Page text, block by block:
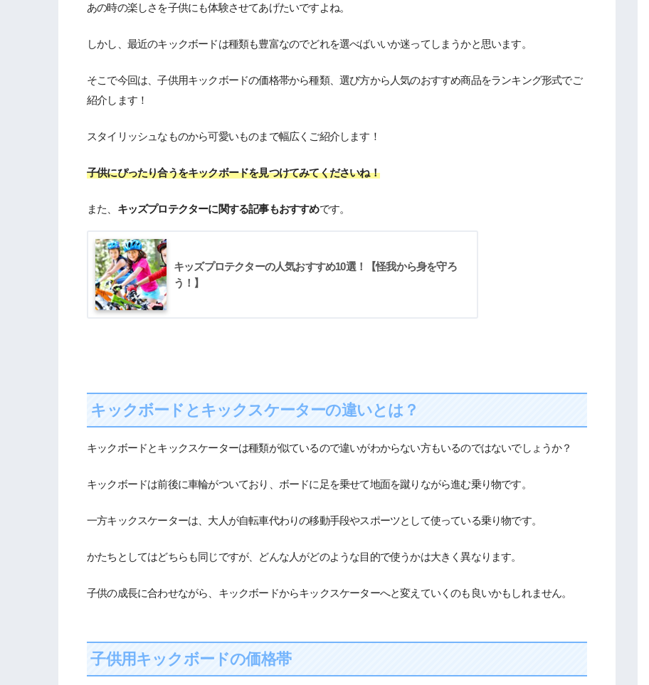
あの時の楽しさを子供にも体験させてあげたいですよね。
しかし、最近のキックボードは種類も豊富なのでどれを選べばいいか迷ってしまうかと思います。
そこで今回は、子供用キックボードの価格帯から種類、選び方から人気のおすすめ商品をランキング形式でご
紹介します！
スタイリッシュなものから可愛いものまで幅広くご紹介します！
子供にぴったり合うをキックボードを見つけてみてくださいね！
また、 キッズプロテクターに関する記事もおすすめです。
キッズプロテクターの人気おすすめ10選！【怪我から身を守ろ
う！】
キックボードとキックスケーターの違いとは？
キックボードとキックスケーターは種類が似ているので違いがわからない方もいるのではないでしょうか？
キックボードは前後に車輪がついており、ボードに足を乗せて地面を蹴りながら進む乗り物です。
一方キックスケーターは、大人が自転車代わりの移動手段やスポーツとして使っている乗り物です。
かたちとしてはどちらも同じですが、どんな人がどのような目的で使うかは大きく異なります。
子供の成長に合わせながら、キックボードからキックスケーターへと変えていくのも良いかもしれません。
子供用キックボードの価格帯